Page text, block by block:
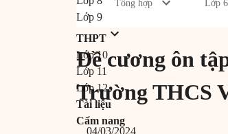
Lớp 9
THPT
Lớp 10
Lớp 11
Lớp 12
Tài liệu
Cẩm nang
Tổng hợp Lớp 6
Đề cương ôn
Trường THCS
04/03/2024